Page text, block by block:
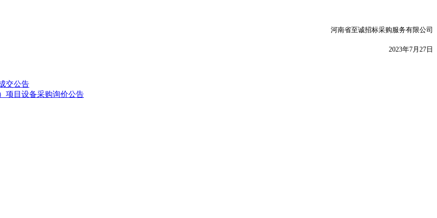
河南省至诚招标采购服务有限公司
2023年7月 27 日
交公告
项目设备采购询价公告